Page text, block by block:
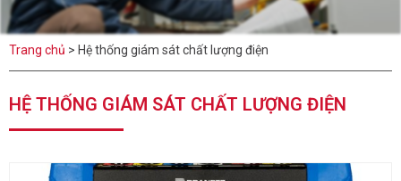
Trang chủ > Hệ thống giám sát chất lượng điện
HỆ THỐNG GIÁM SÁT CHẤT LƯỢNG ĐIỆN